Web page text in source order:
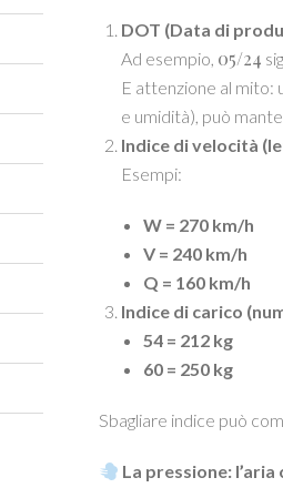
DOT (Data di
Ad esempio, 05/24
E attenzione al mito:
e umidità), può
Indice di velocità
Esempi:
W = 270 km/h
V = 240 km/h
Q = 160 km/h
Indice di carico
54 = 212 kg
60 = 250 kg
Sbagliare indice può
La pressione: